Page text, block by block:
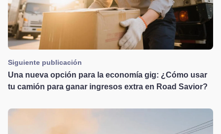
Siguiente publicación
Una nueva opción para la economía gig: ¿Cómo usar
tu camión para ganar ingresos extra en Road Savior?